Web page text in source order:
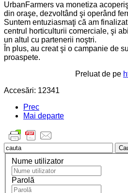
UrbanFarmers va monetiza
din oraşe, dezvoltând şi operând
Suntem entuziasmaţi că am
centrul horticulturii comerciale, şi
un altul cu partenerii noştri.
În plus, au creat şi o campanie de
proaspete.
Preluat de pe
Accesări: 12341
Prec
Mai departe
Nume utilizator
Parolă